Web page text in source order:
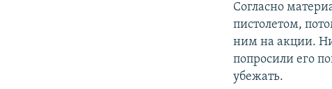
Согласно
пистолетом,
ним на акции.
попросили его
убежать.